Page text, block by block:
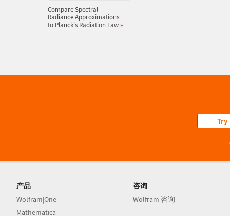
Compare Spectral
Radiance Approximations
to Planck's Radiation Law »
Try
产品
Wolfram|One
Mathematica
咨询
Wolfram 咨询